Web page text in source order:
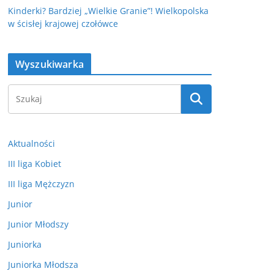
Kinderki? Bardziej „Wielkie Granie”! Wielkopolska
w ścisłej krajowej czołówce
Wyszukiwarka
Aktualności
III liga Kobiet
III liga Mężczyzn
Junior
Junior Młodszy
Juniorka
Juniorka Młodsza